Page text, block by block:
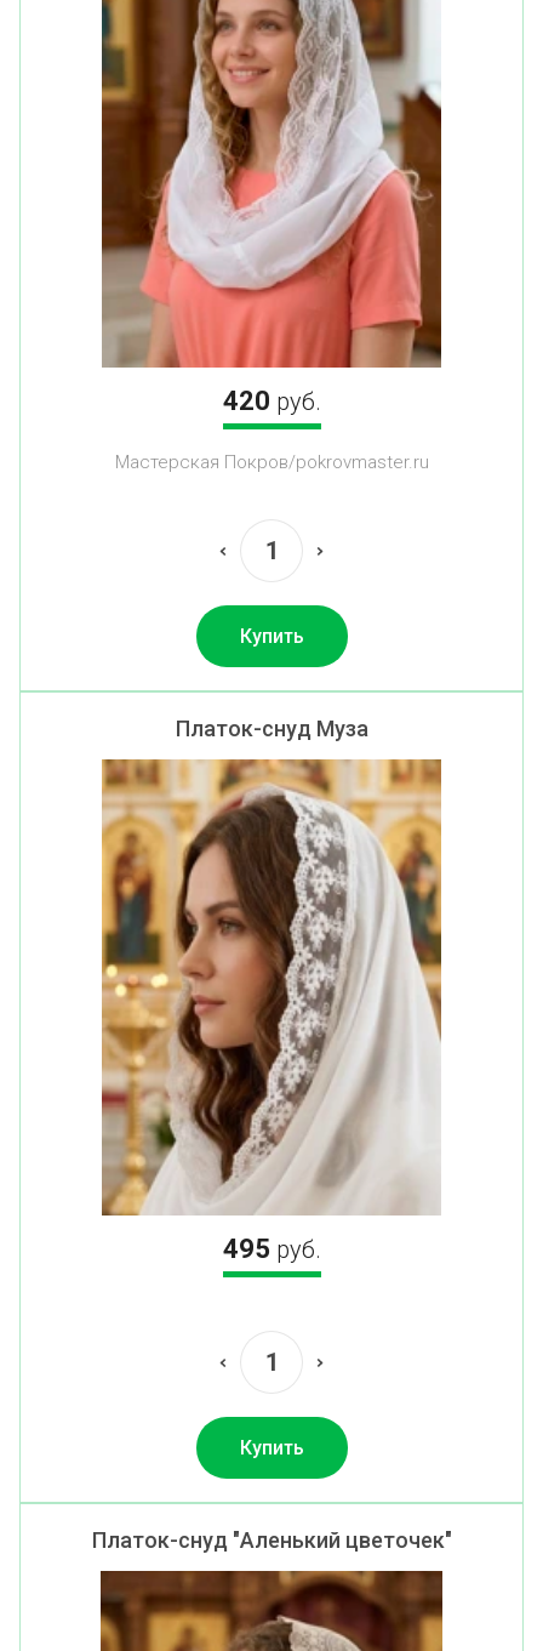
420 руб.
Мастерская Покров/pokrovmaster.ru
Купить
Платок-снуд Муза
495 руб.
Купить
Платок-снуд "Аленький цветочек"